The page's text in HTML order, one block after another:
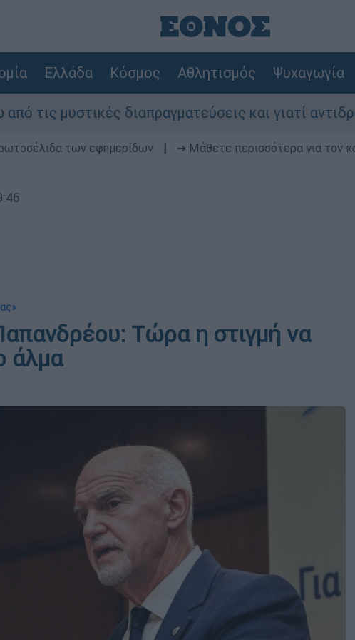
Ελλάδα Κόσμος Αθλητισμός Ψυχαγωγία
διαπραγματεύσεις και γιατί αντιδρούν οι
των εφημερίδων ➔ Μάθετε περισσότερα για τον
Τώρα η στιγμή να
άλμα